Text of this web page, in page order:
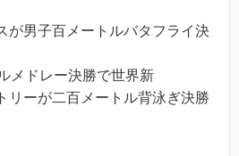
が男子百メートルバタフライ決
メドレー決勝で世界新
リーが二百メートル背泳ぎ決勝